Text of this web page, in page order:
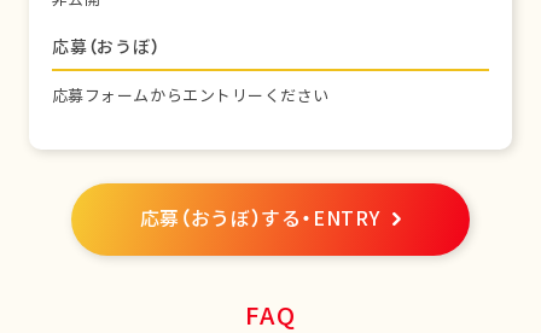
応募（おうぼ）
応募フォームからエントリーください
応募（おうぼ）する・ENTRY
FAQ